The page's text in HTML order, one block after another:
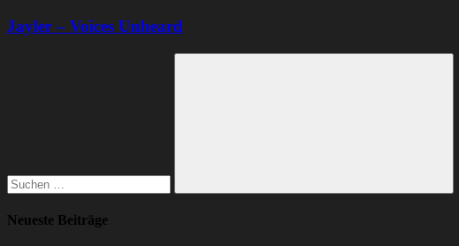
Jayler – Voices Unheard
Suchen
Neueste Beiträge